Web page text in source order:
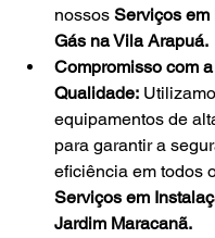
nossos Serviços em
Gás na Vila Arapuá.
Compromisso com a
Qualidade:
equipamentos de
para garantir a
eficiência em todos
Serviços em
Jardim Maracanã.